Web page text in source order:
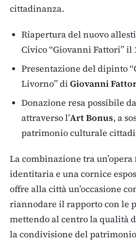
cittadinanza.
Riapertura del nuovo
Civico “Giovanni Fattori” il
Presentazione del dipinto
Livorno” diGiovanni
Donazione resa possibile da
attraverso l’Art Bonus, a
patrimonio culturale
La combinazione tra
identitaria e una cornice
offre alla città un’occasione
riannodare il rapporto con le
mettendo al centro la qualità
la condivisione del